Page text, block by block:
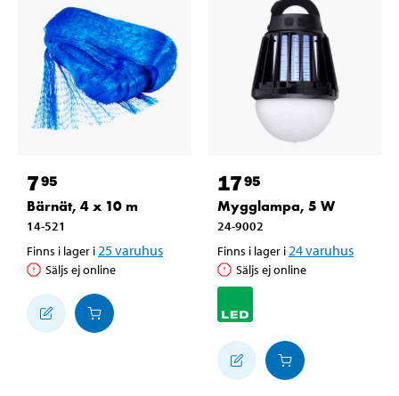
795
Bärnät, 4 x 10 m
14-521
Finns i lager i 25varuhus
Säljs ej online
1795
Mygglampa, 5 W
24-9002
Finns i lager i 24varuhus
Säljs ej online